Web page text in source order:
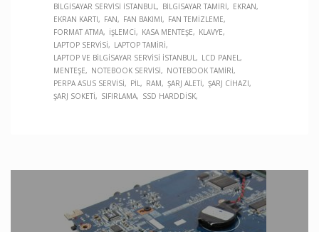
BILGISAYAR SERVISI İSTANBUL
BILGISAYAR TAMIRI
EKRAN
EKRAN KARTI
FAN FAN BAKIMI
FAN TEMIZLEME
FORMAT ATMA
İŞLEMCI KASA MENTEŞE
KLAVYE
LAPTOP SERVISI
LAPTOP TAMIRI
LAPTOP VE BILGISAYAR SERVISI İSTANBUL
LCD PANEL
MENTEŞE
NOTEBOOK SERVISI
NOTEBOOK TAMIRI
PERPA ASUS SERVISI
PIL RAM ŞARJ ALETI
ŞARJ CIHAZI
ŞARJ SOKETI
SIFIRLAMA SSD HARDDISK